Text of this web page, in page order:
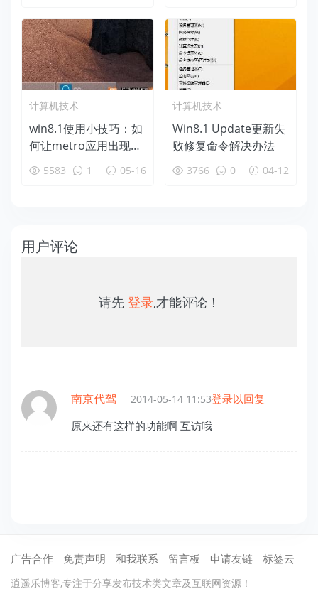
计算机技术
win8.1使用小技巧：如
何让metro应用出现在
任务栏5583 1 05-16
计算机技术
Win8.1 Update更新失
败修复命令解决办法
3766 0 04-12
用户评论
请先 登录,才能评论！
南京代驾 2014-05-14 11:53登录以回复
原来还有这样的功能啊 互访哦
广告合作 免责声明 和我联系 留言板 申请友链 标签云
逍遥乐博客,专注于分享发布技术类文章及互联网资源！